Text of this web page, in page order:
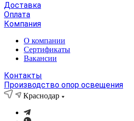
Доставка
Оплата
Компания
О компании
Сертификаты
Вакансии
Контакты
Производство опор освещения
Краснодар